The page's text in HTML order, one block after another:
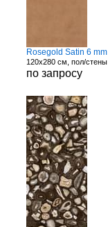
Rosegold Satin 6 mm
120x280 см, пол/стены
по запросу